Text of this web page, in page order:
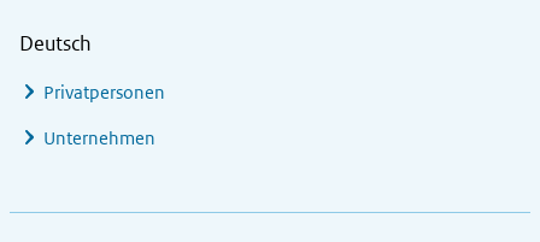
Deutsch
Privatpersonen
Unternehmen